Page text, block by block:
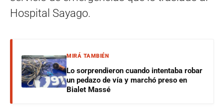
Hospital Sayago.
MIRÁ TAMBIÉN
Lo sorprendieron cuando intentaba robar
un pedazo de vía y marchó preso en
Bialet Massé